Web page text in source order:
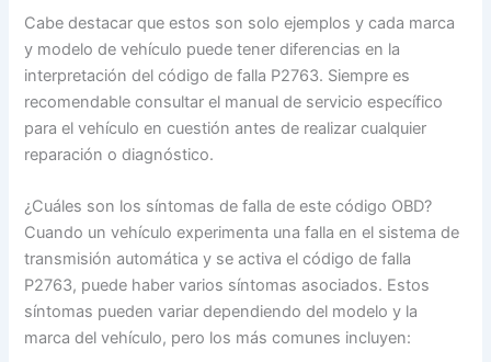
Cabe destacar que estos son solo ejemplos y cada marca
y modelo de vehículo puede tener diferencias en la
interpretación del código de falla P2763. Siempre es
recomendable consultar el manual de servicio específico
para el vehículo en cuestión antes de realizar cualquier
reparación o diagnóstico.
¿Cuáles son los síntomas de falla de este código OBD?
Cuando un vehículo experimenta una falla en el sistema de
transmisión automática y se activa el código de falla
P2763, puede haber varios síntomas asociados. Estos
síntomas pueden variar dependiendo del modelo y la
marca del vehículo, pero los más comunes incluyen: